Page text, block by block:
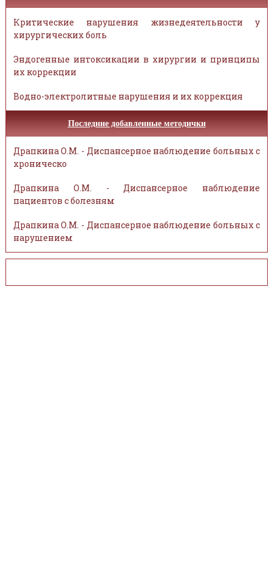
Критические нарушения жизнедеятельности у
хирургических боль
Эндогенные интоксикации в хирургии и принципы
их коррекции
Водно-электролитные нарушения и их коррекция
Последние добавленные методички
Драпкина О.М. - Диспансерное наблюдение больных с
хроническо
Драпкина О.М. - Диспансерное наблюдение
пациентов с болезням
Драпкина О.М. - Диспансерное наблюдение больных с
нарушением